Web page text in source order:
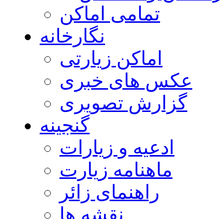
تمامی اماکن
نگارخانه
اماکن زیارتی
عکس های خبری
گزارش تصویری
گنجینه
ادعیه و زیارات
ماهنامه زیارت
راهنمای زائر
نقشه ها